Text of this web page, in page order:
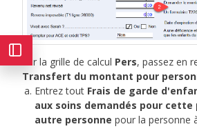
Sur la grille de calcul Pers, passez en
Transfert du montant pour
Entrez tout Frais de garde
aux soins demandés pour cette
autre personne pour la personne